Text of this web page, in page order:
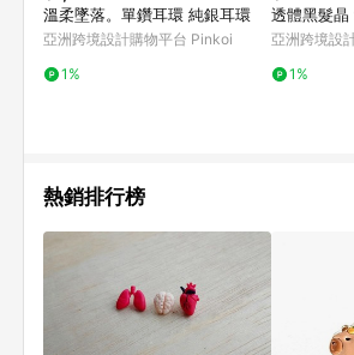
溫柔墜落。單鑽耳環 純銀耳環
亞洲跨境設計購物平台 Pinkoi
1%
透體黑髮
亞洲跨境設
1%
熱銷排行榜